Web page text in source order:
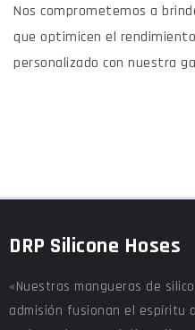
Nos comprometemos a
que optimicen el
personalizado con nuestra
DRP Silicone Hoses
«Nuestras mangueras de
admisión fusionan el espíritu